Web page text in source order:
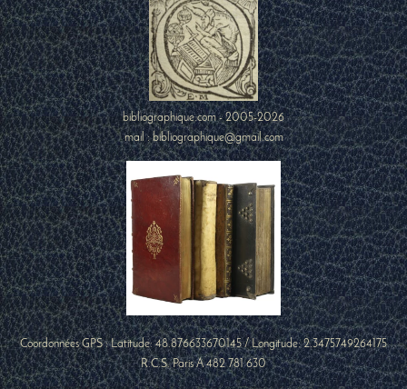
bibliographique.com - 2005-2026
mail : bibliographique@gmail.com
Coordonnées GPS : Latitude:48.876633670145/ Longitude:2.3475749264175
R.C.S. Paris A 482 781 630